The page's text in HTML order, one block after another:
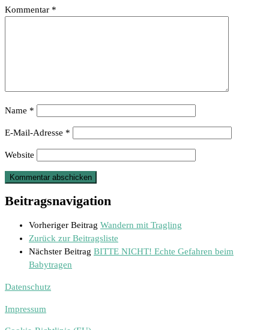
Kommentar *
Name *
E-Mail-Adresse *
Website
Beitragsnavigation
Vorheriger Beitrag Wandern mit Tragling
Zurück zur Beitragsliste
Nächster Beitrag BITTE NICHT! Echte Gefahren beim
Babytragen
Datenschutz
Impressum